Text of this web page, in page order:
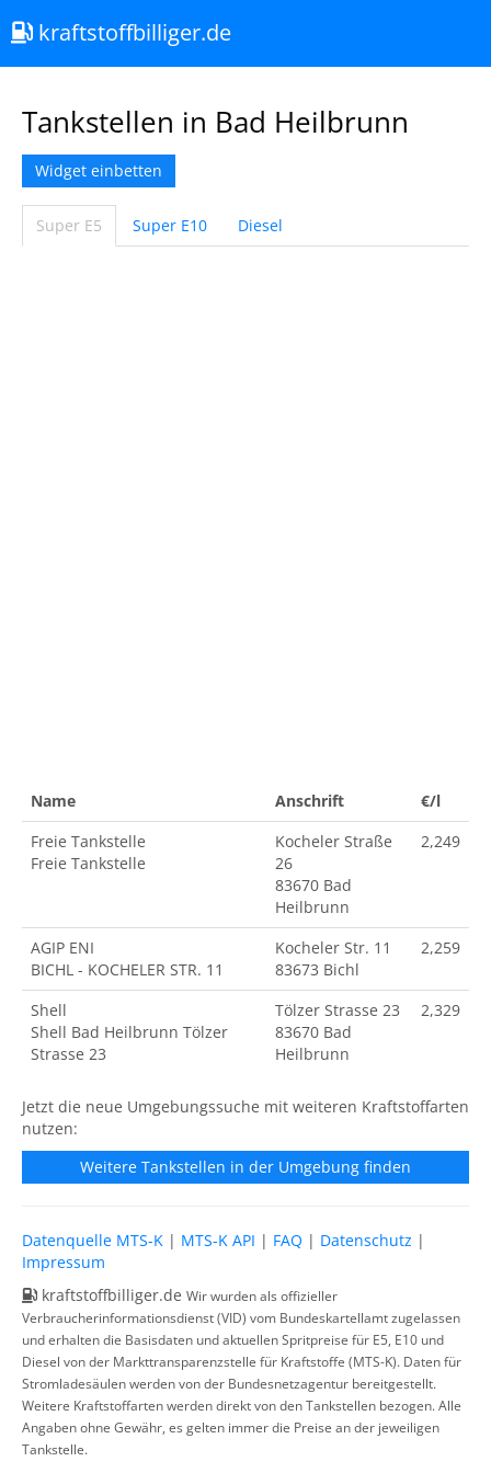
kraftstoffbilliger.de
Tankstellen in Bad Heilbrunn
Widget einbetten
Super E5 Super E10 Diesel
Name Anschrift
€/l
Freie Tankstelle
Freie Tankstelle
Kocheler Straße
26
83670 Bad
Heilbrunn
2,249
AGIP ENI
BICHL - KOCHELER STR. 11
Kocheler Str. 11
83673 Bichl
2,259
Shell
Shell Bad Heilbrunn Tölzer
Strasse 23
Tölzer Strasse 23
83670 Bad
Heilbrunn
2,329
Jetzt die neue Umgebungssuche mit weiteren Kraftstoffarten
nutzen:
Weitere Tankstellen in der Umgebung finden
Datenquelle MTS-K | MTS-K API | FAQ | Datenschutz |
Impressum
kraftstoffbilliger.de Wir wurden als offizieller
Verbraucherinformationsdienst (VID) vom Bundeskartellamt zugelassen
und erhalten die Basisdaten und aktuellen Spritpreise für E5, E10 und
Diesel von der Markttransparenzstelle für Kraftstoffe (MTS-K). Daten für
Stromladesäulen werden von der Bundesnetzagentur bereitgestellt.
Weitere Kraftstoffarten werden direkt von den Tankstellen bezogen. Alle
Angaben ohne Gewähr, es gelten immer die Preise an der jeweiligen
Tankstelle.